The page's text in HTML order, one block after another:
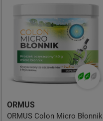
ORMUS
ORMUS Colon Micro Błonnik